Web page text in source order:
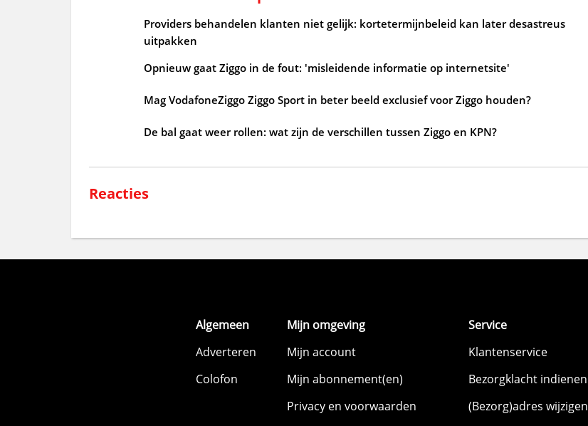
Providers behandelen klanten niet gelijk: kortetermijnbeleid kan later desastreus
uitpakken
Opnieuw gaat Ziggo in de fout: 'misleidende informatie op internetsite'
Mag VodafoneZiggo Ziggo Sport in beter beeld exclusief voor Ziggo houden?
De bal gaat weer rollen: wat zijn de verschillen tussen Ziggo en KPN?
Reacties
Algemeen
Adverteren
Colofon
Mijn omgeving
Mijn account
Mijn abonnement(en)
Privacy en voorwaarden
Service
Klantenservice
Bezorgklacht indienen
(Bezorg)adres wijzigen